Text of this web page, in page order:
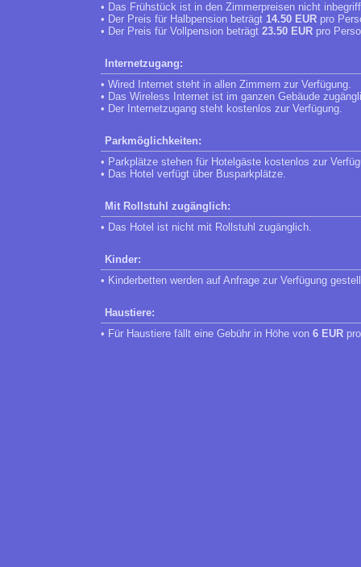
• Das Frühstück ist in den Zimmerpreisen nicht
• Der Preis für Halbpension beträgt 14.50 EUR pro
• Der Preis für Vollpension beträgt 23.50 EUR pro
Internetzugang:
• Wired Internet steht in allen Zimmern zur Verfügung.
• Das Wireless Internet ist im ganzen Gebäude
• Der Internetzugang steht kostenlos zur Verfügung.
Parkmöglichkeiten:
• Parkplätze stehen für Hotelgäste kostenlos zur
• Das Hotel verfügt über Busparkplätze.
Mit Rollstuhl zugänglich:
• Das Hotel ist nicht mit Rollstuhl zugänglich.
Kinder:
• Kinderbetten werden auf Anfrage zur Verfügung
Haustiere:
• Für Haustiere fällt eine Gebühr in Höhe von 6 EUR